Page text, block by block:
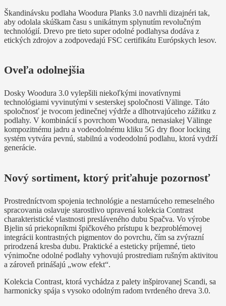
Škandinávsku podlaha Woodura Planks 3.0 navrhli dizajnéri tak,
aby odolala skúškam času s unikátnym splynutím revolučným
technológií. Drevo pre tieto super odolné podlahysa dodáva z
etických zdrojov a zodpovedajú FSC certifikátu Európskych lesov.
Oveľa odolnejšia
Dosky Woodura 3.0 vylepšili niekoľkými inovatívnymi
technológiami vyvinutými v sesterskej spoločnosti Välinge. Táto
spoločnosť je tvocom jedinečnej výdrže a dlhotrvajúceho zážitku z
podlahy. V kombinácií s povrchom Woodura, nenasiakej Välinge
kompozitnému jadru a vodeodolnému kliku 5G dry floor locking
systém vytvára pevnú, stabilnú a vodeodolnú podlahu, ktorá vydrží
generácie.
Nový sortiment, ktorý priťahuje pozornosť
Prostredníctvom spojenia technológie a nestarnúceho remeselného
spracovania oslavuje starostlivo upravená kolekcia Contrast
charakteristické vlastnosti presláveného dubu Spačva. Vo výrobe
Bjelin sú priekopníkmi špičkového prístupu k bezproblémovej
integrácii kontrastných pigmentov do povrchu, čím sa zvýrazní
prirodzená kresba dubu. Praktické a esteticky príjemné, tieto
výnimočne odolné podlahy vyhovujú prostrediam rušným aktivitou
a zároveň prinášajú „wow efekt“.
Kolekcia Contrast, ktorá vychádza z palety inšpirovanej Scandi, sa
harmonicky spája s vysoko odolným radom tvrdeného dreva 3.0.